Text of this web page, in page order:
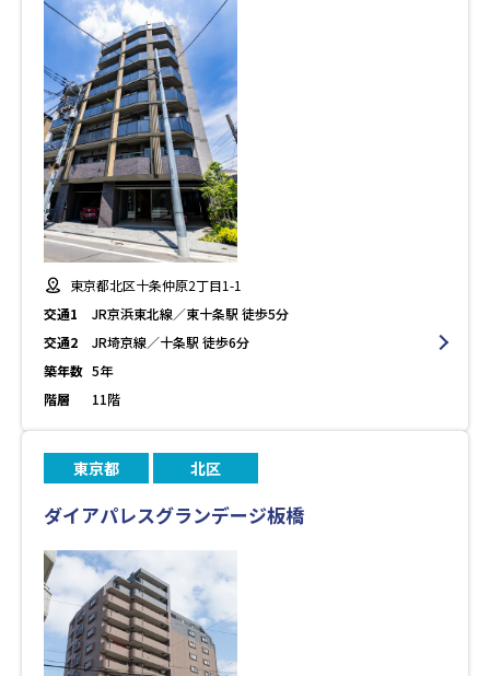
東京都北区十条仲原2丁目1-1
交通1
JR京浜東北線／東十条駅 徒歩5分
交通2
JR埼京線／十条駅 徒歩6分
築年数 5年
階層
11階
東京都 北区
ダイアパレスグランデージ板橋